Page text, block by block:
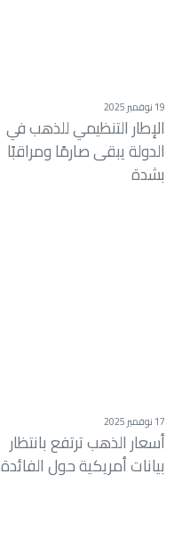
19 نوفمبر 2025
الإطار التنظيمي للذهب في
الدولة يبقى صارمًا ومراقبًا
بشدة
17 نوفمبر 2025
أسعار الذهب ترتفع بانتظار
بيانات أمريكية حول الفائدة